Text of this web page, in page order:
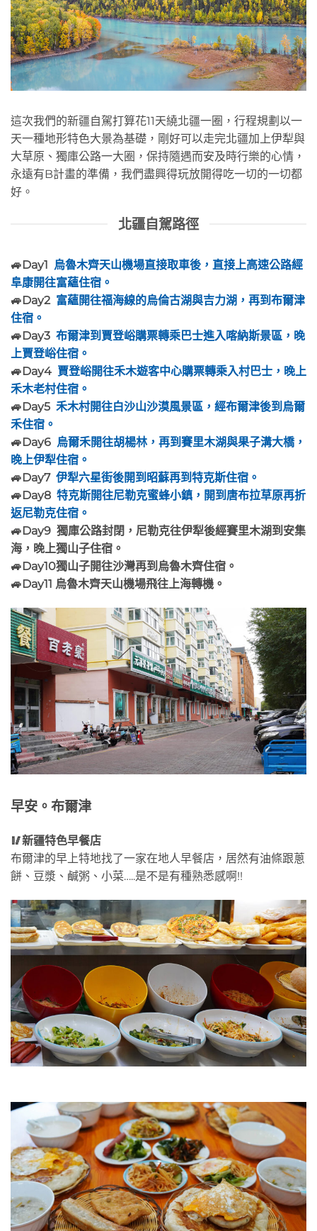
這次我們的新疆自駕打算花11天繞北疆一圈，行程規劃以一
天一種地形特色大景為基礎，剛好可以走完北疆加上伊犁與
大草原、獨庫公路一大圈，保持隨遇而安及時行樂的心情，
永遠有B計畫的準備，我們盡興得玩放開得吃一切的一切都
好。
北疆自駕路徑
🚙Day1 烏魯木齊天山機場直接取車後，直接上高速公路經
阜康開往富蘊住宿。
🚙Day2 富蘊開往福海線的烏倫古湖與吉力湖，再到布爾津
住宿。
🚙Day3 布爾津到賈登峪購票轉乘巴士進入喀納斯景區，晚
上賈登峪住宿。
🚙Day4 賈登峪開往禾木遊客中心購票轉乘入村巴士，晚上
禾木老村住宿。
🚙Day5 禾木村開往白沙山沙漠風景區，經布爾津後到烏爾
禾住宿。
🚙Day6 烏爾禾開往胡楊林，再到賽里木湖與果子溝大橋，
晚上伊犁住宿。
🚙Day7 伊犁六星街後開到昭蘇再到特克斯住宿。
🚙Day8 特克斯開往尼勒克蜜蜂小鎮，開到唐布拉草原再折
返尼勒克住宿。
🚙Day9 獨庫公路封閉，尼勒克往伊犁後經賽里木湖到安集
海，晚上獨山子住宿。
🚙Day10獨山子開往沙灣再到烏魯木齊住宿。
🚙Day11 烏魯木齊天山機場飛往上海轉機。
早安。布爾津
🥢新疆特色早餐店
布爾津的早上特地找了一家在地人早餐店，居然有油條跟蔥
餅、豆漿、鹹粥、小菜…..是不是有種熟悉感啊!!